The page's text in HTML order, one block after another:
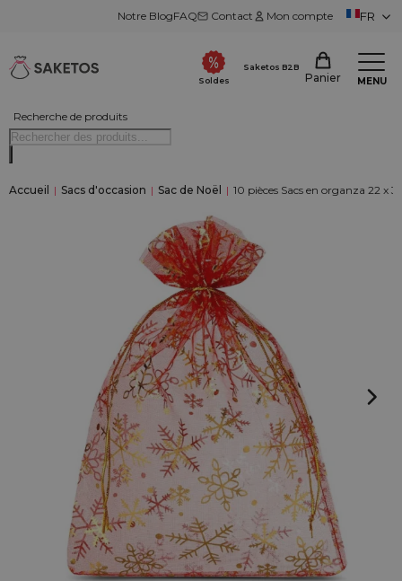
Notre BlogFAQ Contact Mon compte FR
Recherche de produits
Soldes
Saketos B2B
Panier MENU
Accueil | Sacs d'occasion | Sac de Noël | 10 pièces Sacs en organza 22 x